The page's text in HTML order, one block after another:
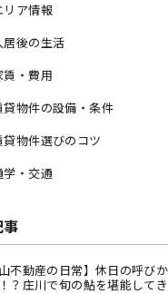
リア情報
居後の生活
賃・費用
貸物件の設備・条件
貸物件選びのコツ
学・交通
事
山不動産の日常】休日の呼び
？庄川で旬の鮎を堪能してき